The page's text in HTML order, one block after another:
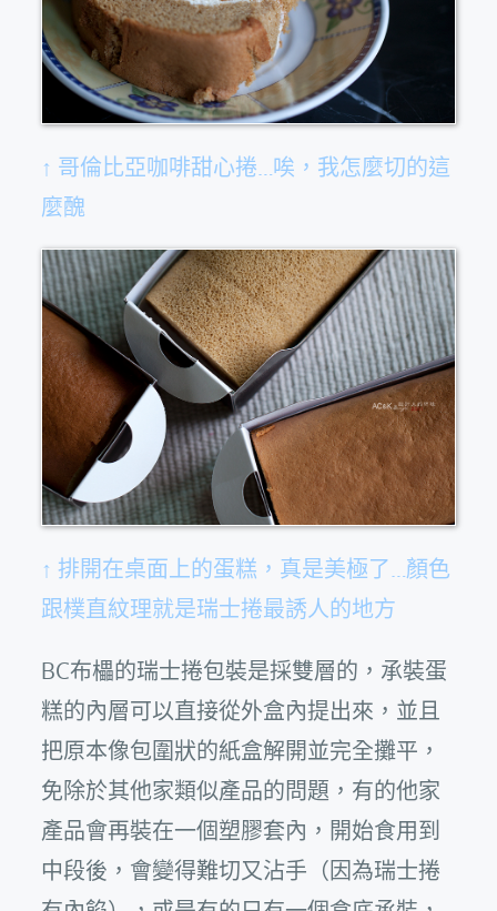
↑ 哥倫比亞咖啡甜心捲…唉，我怎麼切的這
麼醜
↑ 排開在桌面上的蛋糕，真是美極了…顏色
跟樸直紋理就是瑞士捲最誘人的地方
BC布櫑的瑞士捲包裝是採雙層的，承裝蛋
糕的內層可以直接從外盒內提出來，並且
把原本像包圍狀的紙盒解開並完全攤平，
免除於其他家類似產品的問題，有的他家
產品會再裝在一個塑膠套內，開始食用到
中段後，會變得難切又沾手（因為瑞士捲